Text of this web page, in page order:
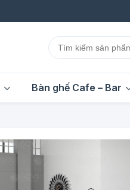
Bàn ghế Cafe – Bar